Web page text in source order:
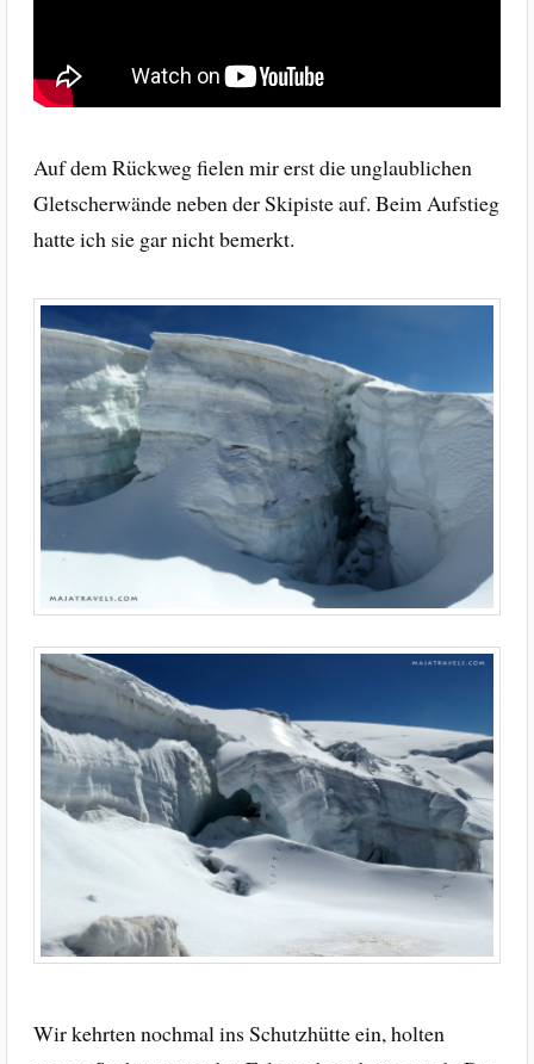
Auf dem Rückweg fielen mir erst die unglaublichen
Gletscherwände neben der Skipiste auf. Beim Aufstieg
hatte ich sie gar nicht bemerkt.
Wir kehrten nochmal ins Schutzhütte ein, holten